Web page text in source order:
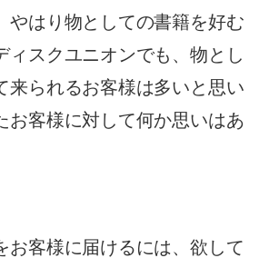
やはり物としての書籍を好む
ィスクユニオンでも、物とし
来られるお客様は多いと思い
お客様に対して何か思いはあ
お客様に届けるには、欲して